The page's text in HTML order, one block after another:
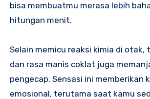
bisa membuatmu merasa lebih
hitungan menit.
Selain memicu reaksi kimia di
dan rasa manis coklat juga
pengecap. Sensasi ini memberikan
emosional, terutama saat kamu